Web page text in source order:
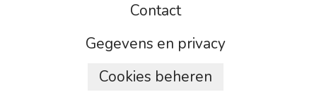
Contact
Gegevens en privacy
Cookies beheren